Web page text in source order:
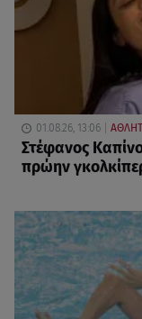
01.08.26, 13:06
Στέφανος
πρώην